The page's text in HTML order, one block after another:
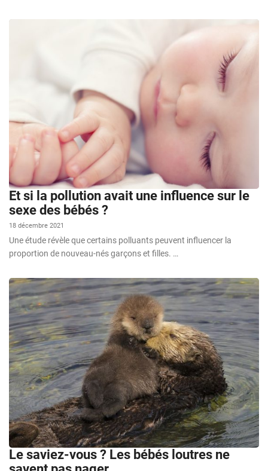
Et si la pollution avait une influence sur le
sexe des bébés ?
18 décembre 2021
Une étude révèle que certains polluants peuvent influencer la
proportion de nouveau-nés garçons et filles. …
Le saviez-vous ? Les bébés loutres ne